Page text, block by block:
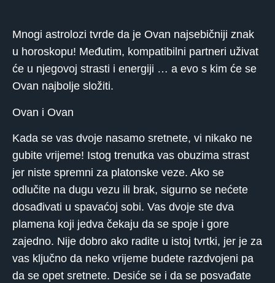
Mnogi astrolozi tvrde da je Ovan najsebičniji znak
u horoskopu! Međutim, kompatibilni partneri uživat
će u njegovoj strasti i energiji … a evo s kim će se
Ovan najbolje složiti.
Ovan i Ovan
Kada se vas dvoje nasamo sretnete, vi nikako ne
gubite vrijeme! Istog trenutka vas obuzima strast
jer niste spremni za platonske veze. Ako se
odlučite na dugu vezu ili brak, sigurno se nećete
dosađivati ​​u spavaćoj sobi. Vas dvoje ste dva
plamena koji jedva čekaju da se spoje i gore
zajedno. Nije dobro ako radite u istoj tvrtki, jer je za
vas ključno da neko vrijeme budete razdvojeni pa
da se opet sretnete. Desiće se i da se posvađate